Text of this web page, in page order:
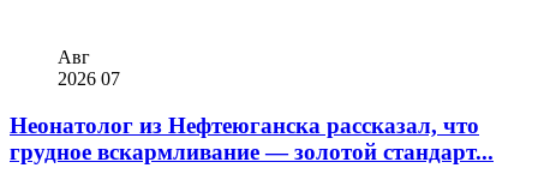
Авг
2026 07
Неонатолог из Нефтеюганска рассказал, что
грудное вскармливание — золотой стандарт...